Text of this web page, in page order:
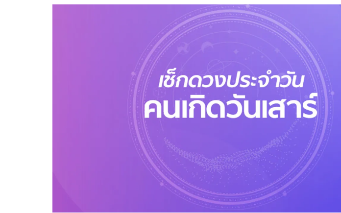
เช็กข่าวชัวร์
เที่ยว-กิน
Sanook Choice
ดาวน์โหลดสนุกแอปฟรี ติดตามสนุกโซเชียลได้ที่
บริษัท อิมเมจ ฟิวเจอร์ (ประเทศไทย) จำกัด